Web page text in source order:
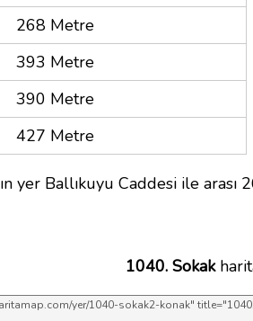
268 Metre
393 Metre
390 Metre
427 Metre
yer Ballıkuyu Caddesi ile arası
1040. Sokak